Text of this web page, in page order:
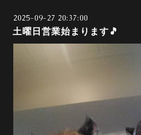
2025-09-27 20:37:00
土曜日営業始まります🎵